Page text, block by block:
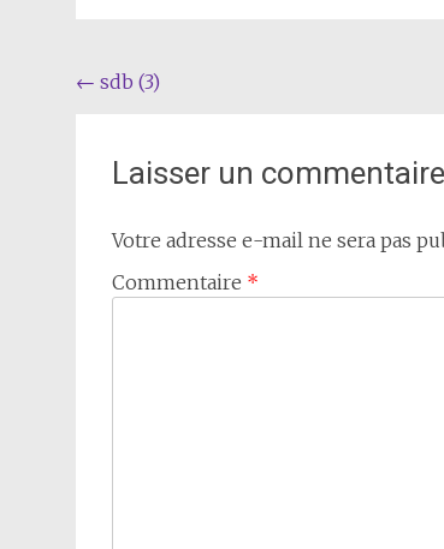
Navigation
l'article
← sdb (3)
Laisser un commentaire
Votre adresse e-mail ne sera pas
Commentaire *